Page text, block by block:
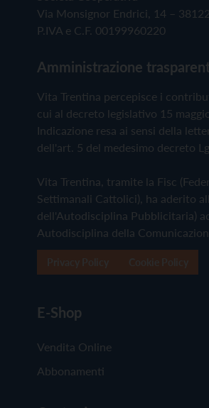
Via Monsignor Endrici, 14 –
P.IVA e C.F. 00199960220
Amministrazione
Vita Trentina percepisce i
cui al decreto legislativo 15
Indicazione resa ai sensi della
dell'art. 5 del medesimo decreto
Vita Trentina, tramite la Fisc
Settimanali Cattolici), ha aderito
dell'Autodisciplina Pubblicitaria)
Autodisciplina della
E-Shop
Vendita Online
Abbonamenti